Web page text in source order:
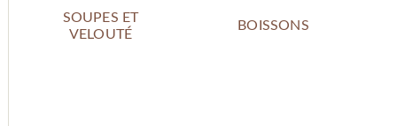
SOUPES ET
VELOUTÉ
BOISSONS